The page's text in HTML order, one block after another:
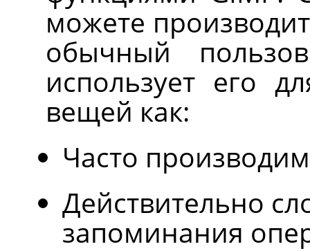
можете
обычный
использует его
вещей как:
Часто
Действительно
запоминания